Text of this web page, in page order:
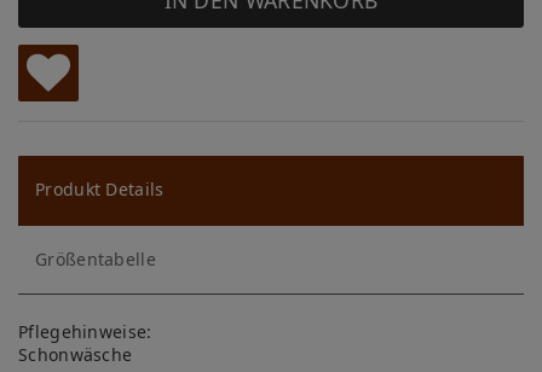
W
u
ns
ch
lis
te
Produkt Details
Größentabelle
Pflegehinweise:
Schonwäsche